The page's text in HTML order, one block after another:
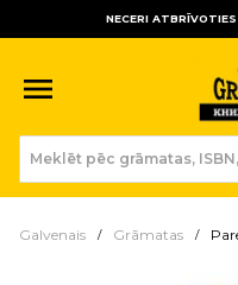
NECERI
Galvenais Grāmatas